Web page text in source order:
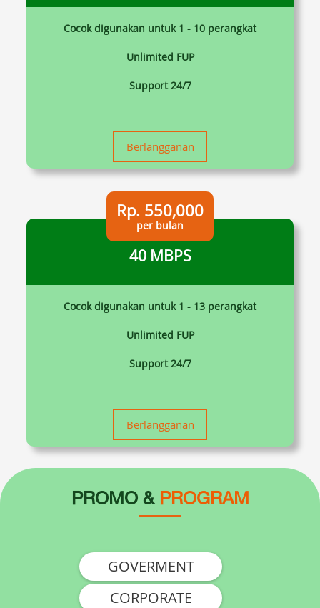
Cocok digunakan untuk 1 - 10 perangkat
Unlimited FUP
Support 24/7
Berlangganan
Rp. 550,000
per bulan
40 MBPS
Cocok digunakan untuk 1 - 13 perangkat
Unlimited FUP
Support 24/7
Berlangganan
PROMO & PROGRAM
GOVERMENT
CORPORATE